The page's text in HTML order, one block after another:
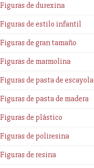
Figuras de durexina
Figuras de estilo infantil
Figuras de gran tamaño
Figuras de marmolina
Figuras de pasta de escayola
Figuras de pasta de madera
Figuras de plástico
Figuras de poliresina
Figuras de resina